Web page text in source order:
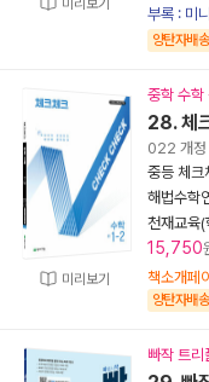
미리보기
부록 : 미
양탄자배송
미리보기
중학 수학
28. 체
022 개정
중등 체
해법수학
천재교육(
15,750
책소개페
양탄자배송
빠작 트리